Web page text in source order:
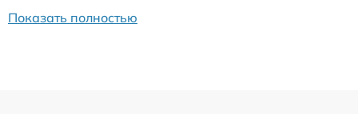
Показать полностью